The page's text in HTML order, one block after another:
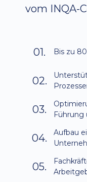
vom INQA-
01. Bis zu
02.
03.
Führung
04.
Aufbau
05.